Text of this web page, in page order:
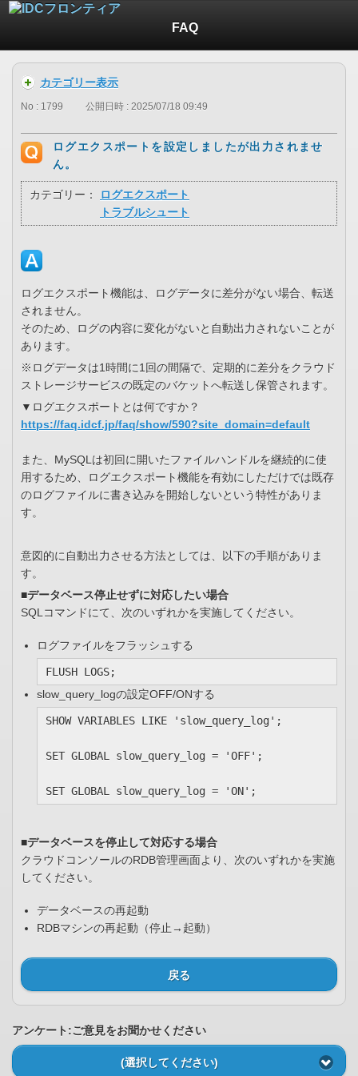
FAQ
カテゴリー表示
No : 1799 公開日時 : 2025/07/18 09:49
ログエクスポートを設定しましたが出力されませ
ん。
カテゴリー：
ログエクスポート
トラブルシュート
ログエクスポート機能は、ログデータに差分がない場合、転送
されません。
そのため、ログの内容に変化がないと自動出力されないことが
あります。
※ログデータは1時間に1回の間隔で、定期的に差分をクラウド
ストレージサービスの既定のバケットへ転送し保管されます。
▼ログエクスポートとは何ですか？
https://faq.idcf.jp/faq/show/590?site_domain=default
また、MySQLは初回に開いたファイルハンドルを継続的に使
用するため、ログエクスポート機能を有効にしただけでは既存
のログファイルに書き込みを開始しないという特性がありま
す。
意図的に自動出力させる方法としては、以下の手順がありま
す。
■データベース停止せずに対応したい場合
SQLコマンドにて、次のいずれかを実施してください。
ログファイルをフラッシュする
FLUSH LOGS;
slow_query_logの設定OFF/ONする
SHOW VARIABLES LIKE 'slow_query_log';
SET GLOBAL slow_query_log = 'OFF';
SET GLOBAL slow_query_log = 'ON';
■データベースを停止して対応する場合
クラウドコンソールのRDB管理画面より、次のいずれかを実施
してください。
データベースの再起動
RDBマシンの再起動（停止→起動）
戻る
アンケート:ご意見をお聞かせください
(選択してください)